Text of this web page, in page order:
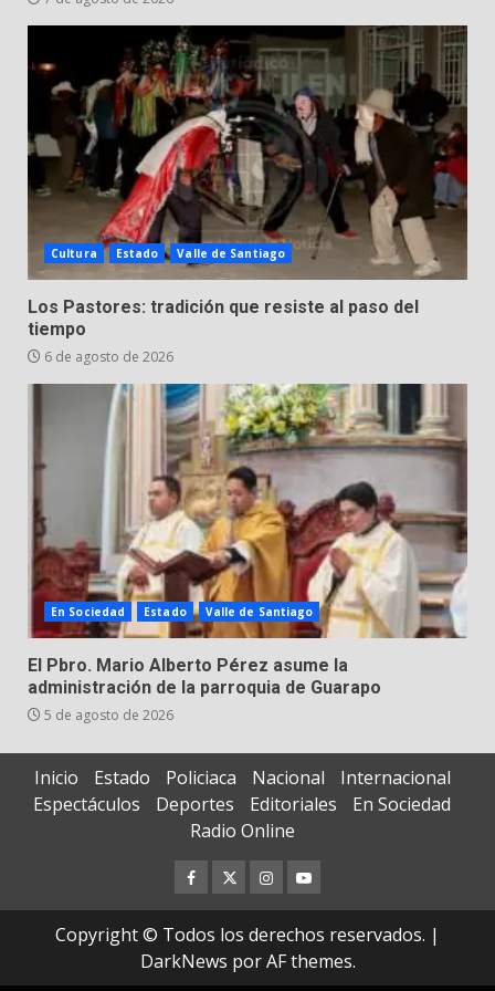
Cultura Estado Valle de Santiago
Los Pastores: tradición que resiste al paso del
tiempo
6 de agosto de 2026
En Sociedad Estado Valle de Santiago
El Pbro. Mario Alberto Pérez asume la
administración de la parroquia de Guarapo
5 de agosto de 2026
Inicio Estado Policiaca Nacional
Internacional
Espectáculos
Deportes Editoriales
En Sociedad
Radio Online
Facebook
TwitterInstagram
Youtube
Copyright © Todos los derechos reservados. |
DarkNews por AF themes.